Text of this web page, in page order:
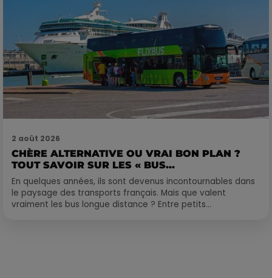
2 août 2026
CHÈRE ALTERNATIVE OU VRAI BON PLAN ?
TOUT SAVOIR SUR LES « BUS...
En quelques années, ils sont devenus incontournables dans
le paysage des transports français. Mais que valent
vraiment les bus longue distance ? Entre petits...